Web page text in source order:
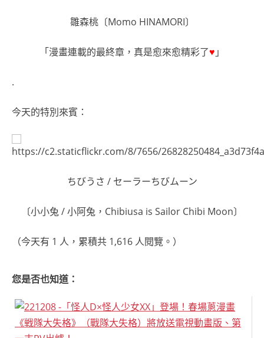
雛森桃〔Momo HINAMORI〕
「漫畫連載的最終章，真是愈來愈精彩了♥ 」
.
今天的特別來賓：
ちびうさ / セーラーちびムーン
〔小小兔 / 小阿兔，Chibiusa is Sailor Chibi Moon〕
（今天有 1 人，累積共 1,616 人閱覽。）
您是否也知道：